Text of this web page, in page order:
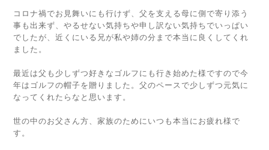
コロナ禍でお見舞いにも行けず、父を支える母に側で寄り添う
事も出来ず、やるせない気持ちや申し訳ない気持ちでいっぱい
でしたが、近くにいる兄が私や姉の分まで本当に良くしてくれ
ました。
最近は父も少しずつ好きなゴルフにも行き始めた様ですので今
年はゴルフの帽子を贈りました。父のペースで少しずつ元気に
なってくれたらなと思います。
世の中のお父さん方、家族のためにいつも本当にお疲れ様で
す。